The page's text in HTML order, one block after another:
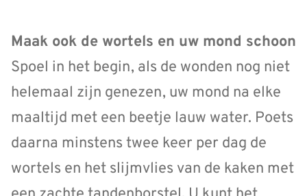
Maak ook de wortels en uw mond schoon
Spoel in het begin, als de wonden nog niet
helemaal zijn genezen, uw mond na elke
maaltijd met een beetje lauw water. Poets
daarna minstens twee keer per dag de
wortels en het slijmvlies van de kaken met